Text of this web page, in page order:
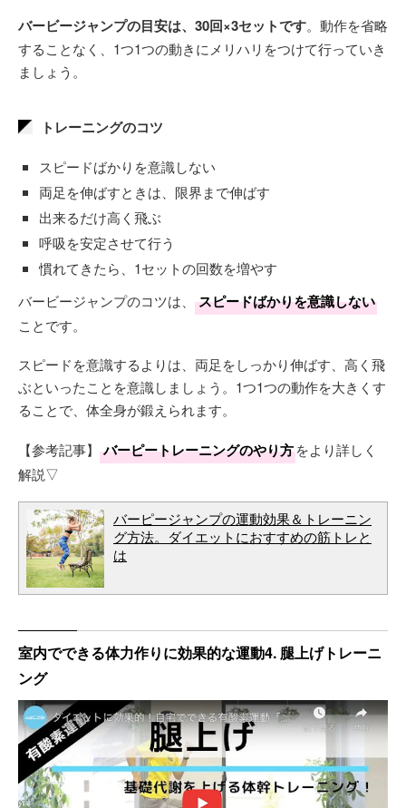
バービージャンプの目安は、30回×3セットです。動作を省略
することなく、1つ1つの動きにメリハリをつけて行っていき
ましょう。
トレーニングのコツ
スピードばかりを意識しない
両足を伸ばすときは、限界まで伸ばす
出来るだけ高く飛ぶ
呼吸を安定させて行う
慣れてきたら、1セットの回数を増やす
バービージャンプのコツは、
スピードばかりを意識しない
ことです。
スピードを意識するよりは、両足をしっかり伸ばす、高く飛
ぶといったことを意識しましょう。1つ1つの動作を大きくす
ることで、体全身が鍛えられます。
【参考記事】 バーピートレーニングのやり方をより詳しく
解説▽
バーピージャンプの運動効果＆トレーニン
グ方法。ダイエットにおすすめの筋トレと
は
室内でできる体力作りに効果的な運動4. 腿上げトレーニ
ング